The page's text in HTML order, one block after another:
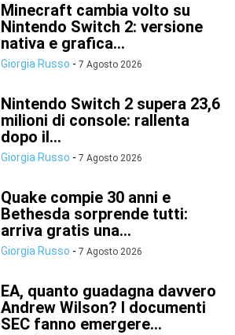
Minecraft cambia volto su
Nintendo Switch 2: versione
nativa e grafica...
Giorgia Russo - 7 Agosto 2026
Nintendo Switch 2 supera 23,6
milioni di console: rallenta
dopo il...
Giorgia Russo - 7 Agosto 2026
Quake compie 30 anni e
Bethesda sorprende tutti:
arriva gratis una...
Giorgia Russo - 7 Agosto 2026
EA, quanto guadagna davvero
Andrew Wilson? I documenti
SEC fanno emergere...